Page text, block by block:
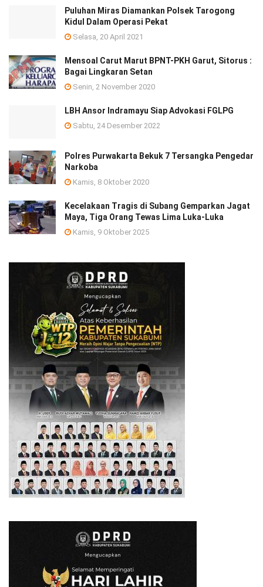
Puluhan Miras Diamankan Polsek Tarogong
Kidul Dalam Operasi Pekat
Selasa, 20 April 2021
Mensoal Carut Marut BPNT-PKH Garut, Sitorus :
Bagai Lingkaran Setan
Senin, 2 November 2020
LBH Ansor Indramayu Siap Advokasi FGLPG
Sabtu, 24 Desember 2022
Polres Purwakarta Bekuk 7 Tersangka Pengedar
Narkoba
Kamis, 8 Oktober 2020
Kecelakaan Tragis di Subang Gemparkan Jagat
Maya, Tiga Orang Tewas Lima Luka-Luka
Kamis, 9 Oktober 2025